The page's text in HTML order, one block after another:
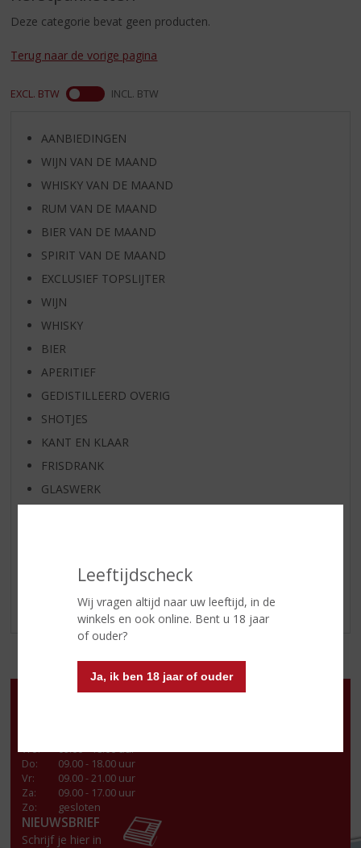
p
i
g
Leeftijdscheck
Wij vragen altijd naar uw leeftijd, in de
winkels en ook online. Bent u 18 jaar
of ouder?
Ja, ik ben 18 jaar of ouder
Deze categorie bevat geen producten.
Terug naar de vorige pagina
EXCL. BTW INCL. BTW
AANBIEDINGEN
WIJN VAN DE MAAND
WHISKY VAN DE MAAND
RUM VAN DE MAAND
BIER VAN DE MAAND
SPIRIT VAN DE MAAND
EXCLUSIEF TOPSLIJTER
WIJN
WHISKY
BIER
APERITIEF
GEDISTILLEERD OVERIG
SHOTJES
KANT EN KLAAR
FRISDRANK
GLASWERK
VEGAN DRANKEN
LOKALE DRANKEN
Openingstijden
Wo:
09.00 - 18.00 uur
Do:
09.00 - 18.00 uur
Vr:
09.00 - 21.00 uur
Za:
09.00 - 17.00 uur
Zo:
gesloten
NIEUWSBRIEF
Schrijf je hier in